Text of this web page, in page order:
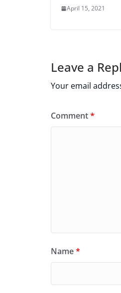
April 15, 2021
Leave a
Your email
Comment*
Name*